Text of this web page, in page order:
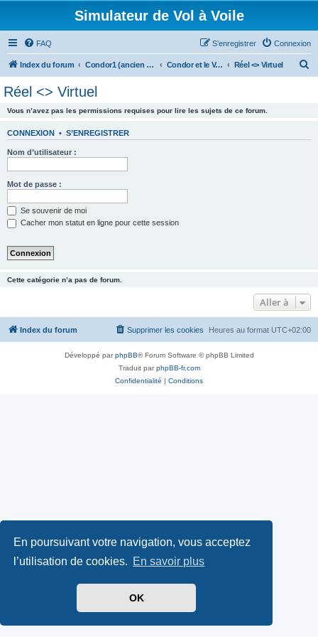
En poursuivant votre navigation, vous acceptez
l’utilisation de cookies. En savoir plus
OK
Simulateur de Vol à Voile
FAQ Connexion
S’enregistrer
Index du forum Condor1 (ancien forum) Condor et le Vol Réel Réel <> Virtuel
Réel <> Virtuel
Vous n’avez pas les permissions requises pour lire les sujets de ce forum.
CONNEXION • S’ENREGISTRER
Nom d’utilisateur :
Mot de passe :
Se souvenir de moi
Cacher mon statut en ligne pour cette session
Cette catégorie n’a pas de forum.
Aller à
Index du forum Heures au format UTC+02:00
Supprimer les cookies
Développé parphpBB® Forum Software © phpBB Limited
Traduit parphpBB-fr.com
Confidentialité | Conditions